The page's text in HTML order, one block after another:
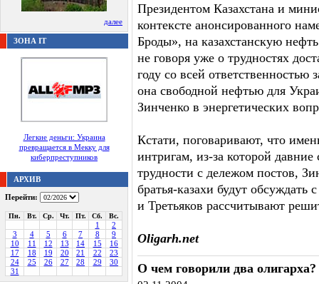
далее
ЗОНА IT
Легкие деньги: Украина
превращается в Мекку для
киберпреступников
АРХИВ
Перейти:
Пн. Вт. Ср. Чт. Пт. Сб. Вс.
1
2
3
4 5 6 7 8
9
10
11 12 13 14 15
16
17
18 19 20 21 22
23
24
25 26 27 28 29
30
31
Президентом Казахстана и
контексте анонсированного
Броды», на казахстанскую
не говоря уже о трудностях
году со всей
она свободной нефтью для
Зинченко в энергетических
Кстати, поговаривают, что
интригам, из-за которой
трудности с дележом постов,
братья-казахи будут
и Третьяков рассчитывают
Oligarh.net
О чем говорили два олигарха?